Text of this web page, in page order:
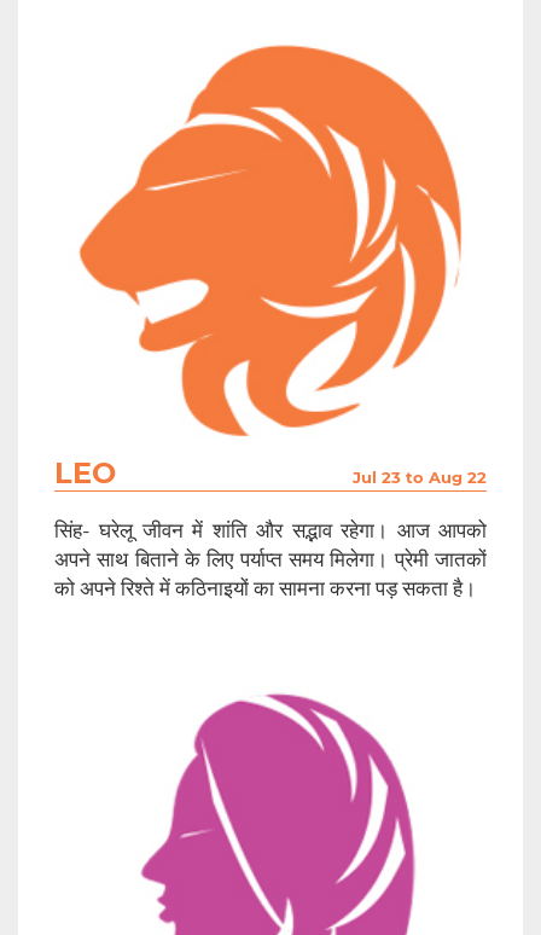
LEO Jul 23 to Aug 22
सिंह- घरेलू जीवन में शांति और सद्भाव रहेगा। आज आपको
अपने साथ बिताने के लिए पर्याप्त समय मिलेगा। प्रेमी जातकों
को अपने रिश्ते में कठिनाइयों का सामना करना पड़ सकता है।